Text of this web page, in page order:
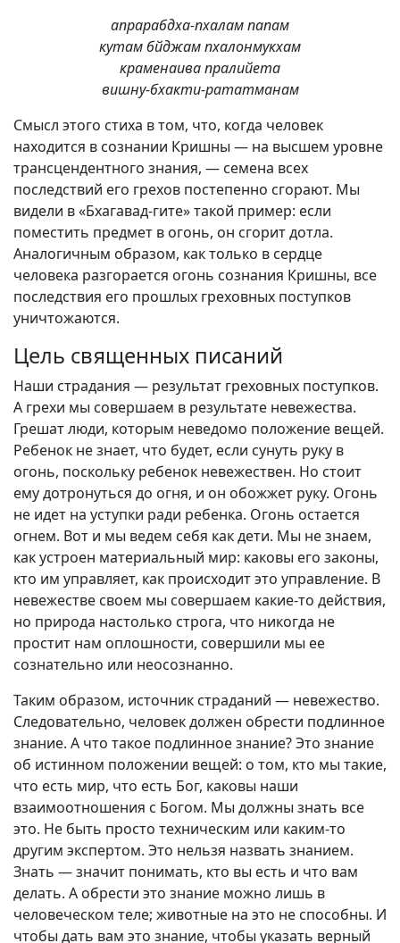
апрарабдха-пхалам папам
кутам бйджам пхалонмукхам
краменаива пралийета
вишну-бхакти-рататманам
Смысл этого стиха в том, что, когда человек
находится в сознании Кришны — на высшем уровне
трансцендентного знания, — семена всех
последствий его грехов постепенно сгорают. Мы
видели в «Бхагавад-гите» такой пример: если
поместить предмет в огонь, он сгорит дотла.
Аналогичным образом, как только в сердце
человека разгорается огонь сознания Кришны, все
последствия его прошлых греховных поступков
уничтожаются.
Цель священных писаний
Наши страдания — результат греховных поступков.
А грехи мы совершаем в результате невежества.
Грешат люди, которым неведомо положение вещей.
Ребенок не знает, что будет, если сунуть руку в
огонь, поскольку ребенок невежествен. Но стоит
ему дотронуться до огня, и он обожжет руку. Огонь
не идет на уступки ради ребенка. Огонь остается
огнем. Вот и мы ведем себя как дети. Мы не знаем,
как устроен материальный мир: каковы его законы,
кто им управляет, как происходит это управление. В
невежестве своем мы совершаем какие-то действия,
но природа настолько строга, что никогда не
простит нам оплошности, совершили мы ее
сознательно или неосознанно.
Таким образом, источник страданий — невежество.
Следовательно, человек должен обрести подлинное
знание. А что такое подлинное знание? Это знание
об истинном положении вещей: о том, кто мы такие,
что есть мир, что есть Бог, каковы наши
взаимоотношения с Богом. Мы должны знать все
это. Не быть просто техническим или каким-то
другим экспертом. Это нельзя назвать знанием.
Знать — значит понимать, кто вы есть и что вам
делать. А обрести это знание можно лишь в
человеческом теле; животные на это не способны. И
чтобы дать вам это знание, чтобы указать верный